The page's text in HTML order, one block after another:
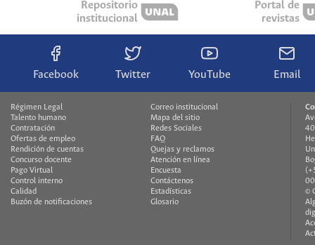
Repositorio
institucional
Portal de
revistas
Facebook Twitter YouTube Email
Régimen Legal
Talento humano
Contratación
Ofertas de empleo
Rendición de cuentas
Concurso docente
Pago Virtual
Control interno
Calidad
Buzón de notificaciones
Correo institucional
Mapa del sitio
Redes Sociales
FAQ
Quejas y reclamos
Atención en línea
Encuesta
Contáctenos
Estadísticas
Glosario
©